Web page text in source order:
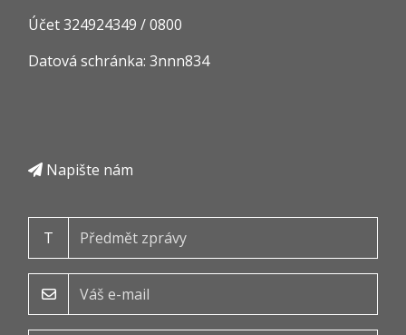
Účet 324924349 / 0800
Datová schránka: 3nnn834
Napište nám
T